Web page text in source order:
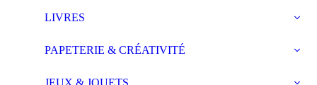
LIVRES
PAPETERIE & CRÉATIVITÉ
JEUX & JOUETS